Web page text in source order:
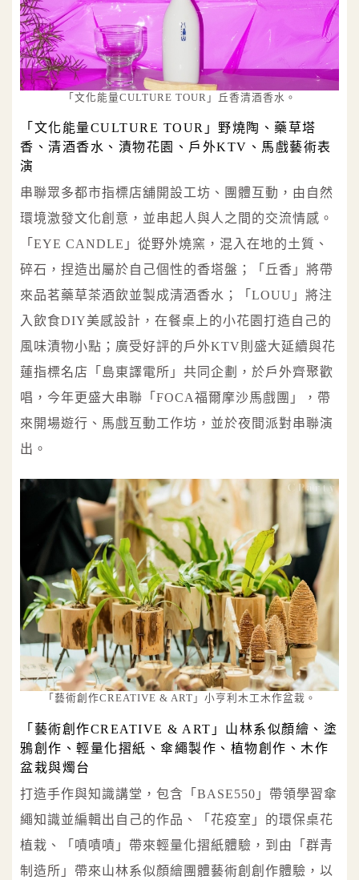
「文化能量CULTURE TOUR」丘香清酒香水。
「文化能量CULTURE TOUR」野燒陶、藥草塔
香、清酒香水、漬物花園、戶外KTV、馬戲藝術表
演
串聯眾多都市指標店舖開設工坊、團體互動，由自然
環境激發文化創意，並串起人與人之間的交流情感。
「EYE CANDLE」從野外燒窯，混入在地的土質、
碎石，捏造出屬於自己個性的香塔盤；「丘香」將帶
來品茗藥草茶酒飲並製成清酒香水；「LOUU」將注
入飲食DIY美感設計，在餐桌上的小花園打造自己的
風味漬物小點；廣受好評的戶外KTV則盛大延續與花
蓮指標名店「島東譯電所」共同企劃，於戶外齊聚歡
唱，今年更盛大串聯「FOCA福爾摩沙馬戲團」，帶
來開場遊行、馬戲互動工作坊，並於夜間派對串聯演
出。
「藝術創作CREATIVE & ART」小亨利木工木作盆栽。
「藝術創作CREATIVE & ART」山林系似顏繪、塗
鴉創作、輕量化摺紙、傘繩製作、植物創作、木作
盆栽與燭台
打造手作與知識講堂，包含「BASE550」帶領學習傘
繩知識並編輯出自己的作品、「花疫室」的環保桌花
植栽、「嘖嘖嘖」帶來輕量化摺紙體驗，到由「群青
制造所」帶來山林系似顏繪團體藝術創創作體驗，以